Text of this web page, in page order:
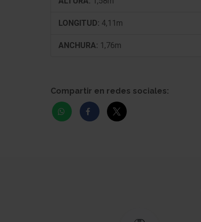
LONGITUD: 4,11m
ANCHURA: 1,76m
Compartir en redes sociales: